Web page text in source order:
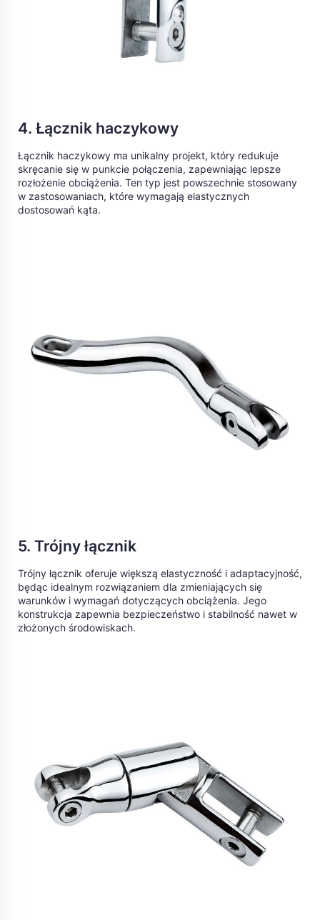
4. Łącznik haczykowy
Łącznik haczykowy ma unikalny projekt, który redukuje
skręcanie się w punkcie połączenia, zapewniając lepsze
rozłożenie obciążenia. Ten typ jest powszechnie stosowany
w zastosowaniach, które wymagają elastycznych
dostosowań kąta.
5. Trójny łącznik
Trójny łącznik oferuje większą elastyczność i adaptacyjność,
będąc idealnym rozwiązaniem dla zmieniających się
warunków i wymagań dotyczących obciążenia. Jego
konstrukcja zapewnia bezpieczeństwo i stabilność nawet w
złożonych środowiskach.